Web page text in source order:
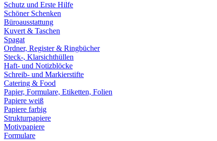
Schutz und Erste Hilfe
Schöner Schenken
Büroausstattung
Kuvert & Taschen
Spagat
Ordner, Register & Ringbücher
Steck-, Klarsichthüllen
Haft- und Notizblöcke
Schreib- und Markierstifte
Catering & Food
Papier, Formulare, Etiketten, Folien
Papiere weiß
Papiere farbig
Strukturpapiere
Motivpapiere
Formulare